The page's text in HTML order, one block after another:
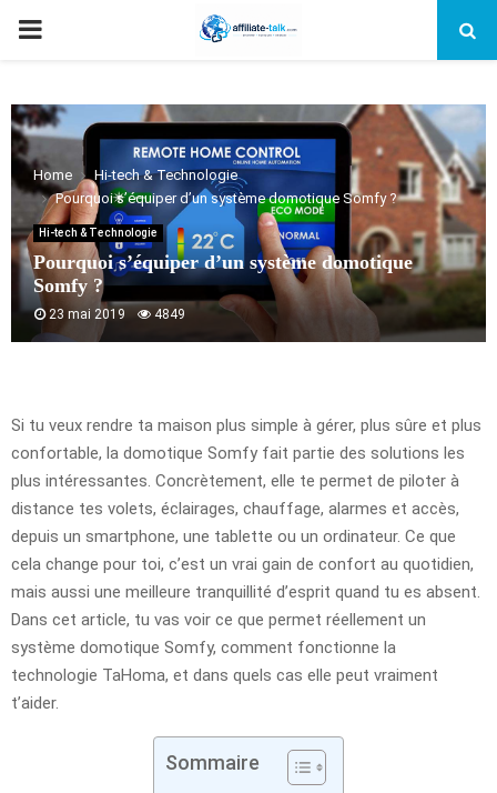
PRIMARY
Home
Hi-tech & Technologie
Pourquoi s’équiper d’un système domotique Somfy ?
Hi-tech & Technologie
Pourquoi s’équiper d’un système domotique
Somfy ?
23 mai 2019 4849
Si tu veux rendre ta maison plus simple à gérer, plus sûre et plus
confortable, la domotique Somfy fait partie des solutions les
plus intéressantes. Concrètement, elle te permet de piloter à
distance tes volets, éclairages, chauffage, alarmes et accès,
depuis un smartphone, une tablette ou un ordinateur. Ce que
cela change pour toi, c’est un vrai gain de confort au quotidien,
mais aussi une meilleure tranquillité d’esprit quand tu es absent.
Dans cet article, tu vas voir ce que permet réellement un
système domotique Somfy, comment fonctionne la
technologie TaHoma, et dans quels cas elle peut vraiment
t’aider.
Sommaire